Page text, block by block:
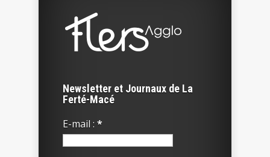
Newsletter et Journaux de La
Ferté-Macé
E-mail : *